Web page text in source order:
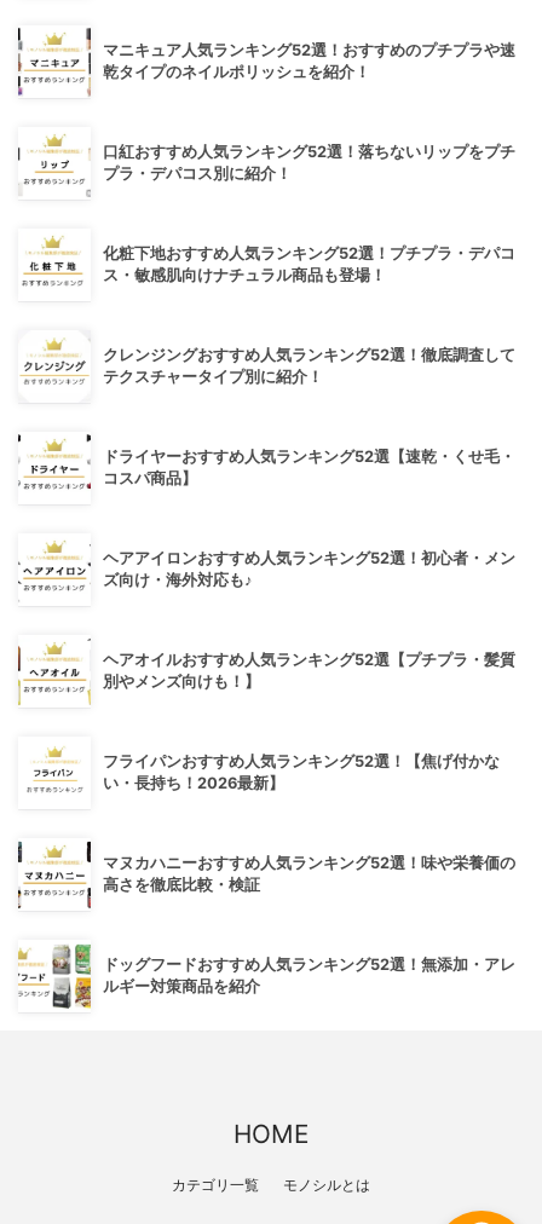
マニキュア人気ランキング52選！おすすめのプチプラや速
乾タイプのネイルポリッシュを紹介！
口紅おすすめ人気ランキング52選！落ちないリップをプチ
プラ・デパコス別に紹介！
化粧下地おすすめ人気ランキング52選！プチプラ・デパコ
ス・敏感肌向けナチュラル商品も登場！
クレンジングおすすめ人気ランキング52選！徹底調査して
テクスチャータイプ別に紹介！
ドライヤーおすすめ人気ランキング52選【速乾・くせ毛・
コスパ商品】
ヘアアイロンおすすめ人気ランキング52選！初心者・メン
ズ向け・海外対応も♪
ヘアオイルおすすめ人気ランキング52選【プチプラ・髪質
別やメンズ向けも！】
フライパンおすすめ人気ランキング52選！【焦げ付かな
い・長持ち！2026最新】
マヌカハニーおすすめ人気ランキング52選！味や栄養価の
高さを徹底比較・検証
ドッグフードおすすめ人気ランキング52選！無添加・アレ
ルギー対策商品を紹介
HOME
カテゴリ一覧 モノシルとは